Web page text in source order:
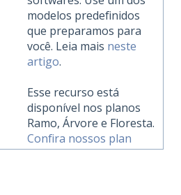
modelos predefinidos
que preparamos para
você. Leia mais neste
artigo.
Esse recurso está
disponível nos planos
Ramo, Árvore e Floresta.
Confira nossos plan